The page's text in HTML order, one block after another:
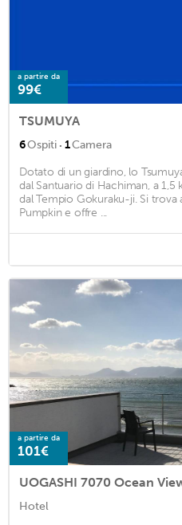
a partire da
99€
TSUMUYA
6Ospiti · 1Camera
Dotato di un giardino, lo
dal Santuario di Hachiman, a
dal Tempio Gokuraku-ji. Si trova
Pumpkin e offre ...
a partire da
101€
UOGASHI 7070 Ocean
Hotel